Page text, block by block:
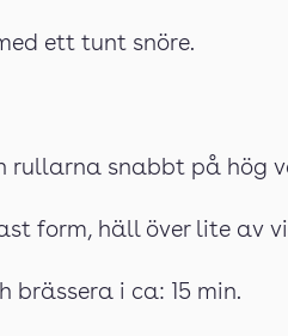
ett tunt snöre.
rullarna snabbt på hög
form, häll över lite av
brässera i ca: 15 min.